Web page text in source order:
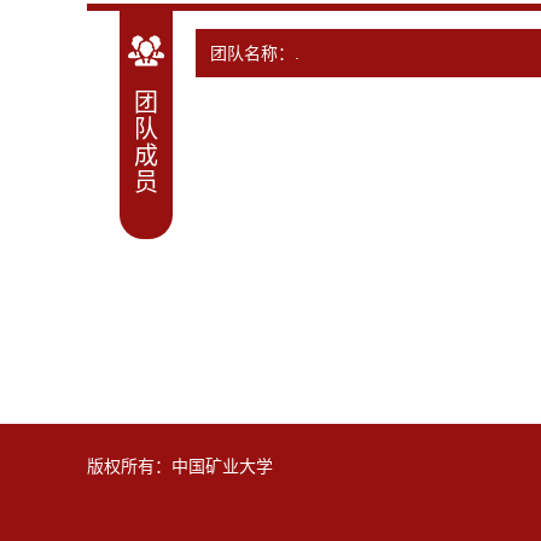
团
队
成
员
团队名称：.
版权所有：中国矿业大学